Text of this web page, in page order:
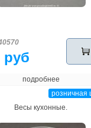
руб
подробнее
розничная
Весы кухонные.